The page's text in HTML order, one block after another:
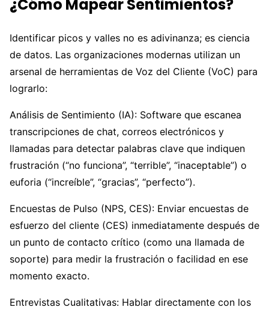
¿Cómo Mapear Sentimientos?
Identificar picos y valles no es adivinanza; es ciencia
de datos. Las organizaciones modernas utilizan un
arsenal de herramientas de Voz del Cliente (VoC) para
lograrlo:
Análisis de Sentimiento (IA): Software que escanea
transcripciones de chat, correos electrónicos y
llamadas para detectar palabras clave que indiquen
frustración (“no funciona”, “terrible”, “inaceptable”) o
euforia (“increíble”, “gracias”, “perfecto”).
Encuestas de Pulso (NPS, CES): Enviar encuestas de
esfuerzo del cliente (CES) inmediatamente después de
un punto de contacto crítico (como una llamada de
soporte) para medir la frustración o facilidad en ese
momento exacto.
Entrevistas Cualitativas: Hablar directamente con los